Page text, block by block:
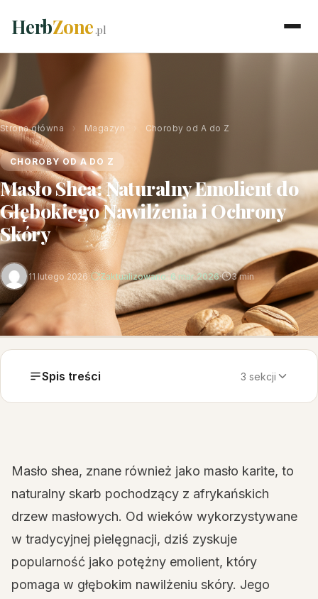
HerbZone.pl
Strona główna › Magazyn Choroby od A do Z
CHOROBY OD A DO Z
Masło Shea: Naturalny Emolient do
Głębokiego Nawilżenia i Ochrony
Skóry
11 lutego 2026· Zaktualizowano: 6 mar 2026· 3 min
Spis treści 3 sekcji
Masło shea, znane również jako masło karite, to
naturalny skarb pochodzący z afrykańskich
drzew masłowych. Od wieków wykorzystywane
w tradycyjnej pielęgnacji, dziś zyskuje
popularność jako potężny emolient, który
pomaga w głębokim nawilżeniu skóry. Jego